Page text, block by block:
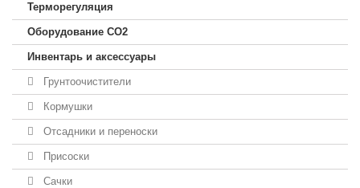
Терморегуляция
Оборудование CO2
Инвентарь и аксессуары
Грунтоочистители
Кормушки
Отсадники и переноски
Присоски
Сачки